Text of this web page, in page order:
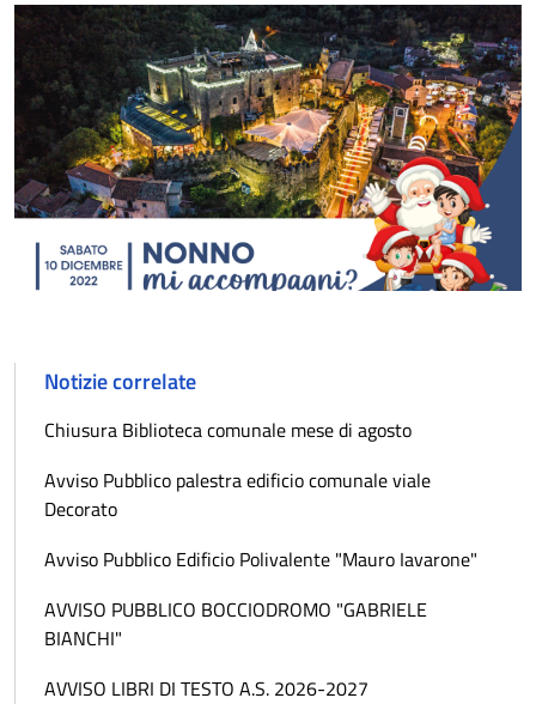
Notizie correlate
Chiusura Biblioteca comunale mese di agosto
Avviso Pubblico palestra edificio comunale viale
Decorato
Avviso Pubblico Edificio Polivalente "Mauro Iavarone"
AVVISO PUBBLICO BOCCIODROMO "GABRIELE
BIANCHI"
AVVISO LIBRI DI TESTO A.S. 2026-2027